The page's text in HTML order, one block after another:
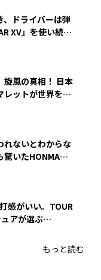
、ドライバーは弾
XV』を使い続け
旋風の真相！ 日本
レットが世界を席
れないとわからな
驚いたHONMA
感がいい。TOUR
アが選ぶ
もっと読む